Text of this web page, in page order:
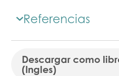
Referencias
Descargar como
(Ingles)